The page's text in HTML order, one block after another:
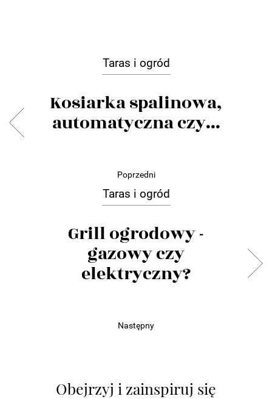
Taras i ogród
Kosiarka spalinowa,
automatyczna czy...
Poprzedni
Taras i ogród
Grill ogrodowy -
gazowy czy
elektryczny?
Następny
Obejrzyj i zainspiruj się